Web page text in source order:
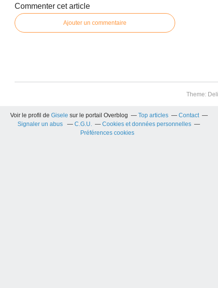
Commenter cet article
Ajouter un commentaire
Theme:
Voir le profil de Gisele sur le portail Overblog Top articles
Contact
Signaler un abus
C.G.U.
Cookies et données personnelles
Préférences cookies